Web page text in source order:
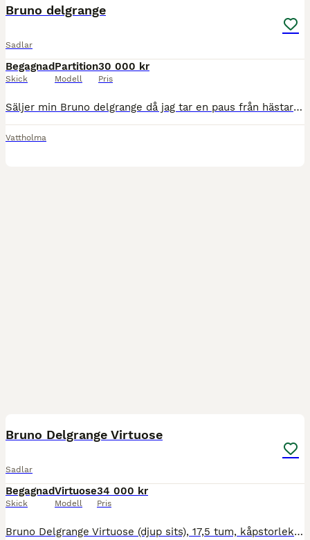
Bruno delgrange
Sadlar
Begagnad
Skick
Partition
Modell
30 000 kr
Pris
Säljer min Bruno delgrange då jag tar en paus från hästarna 17’ 28 (medium/vid) 4X kåpor Årsmodell 2019 Fint skick och mjuk i stoppningen. Fleecefodrat original Bruno sadelöverdrag medföljer. Obs.
Vattholma
Bruno Delgrange Virtuose
Sadlar
Begagnad
Skick
Virtuose
Modell
34 000 kr
Pris
Bruno Delgrange Virtuose (djup sits), 17,5 tum, kåpstorlek 4A (normal kåpa), bom 28 normal mot vid, panelerna upphöjda hela vägen för hästar med högre manke. Svart sadel med svart lack på loggan och u